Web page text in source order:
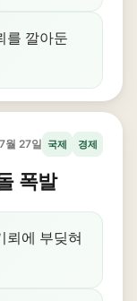
를 깔아둔
월 27일 국제 경제
폭발
뢰에 부딪혀